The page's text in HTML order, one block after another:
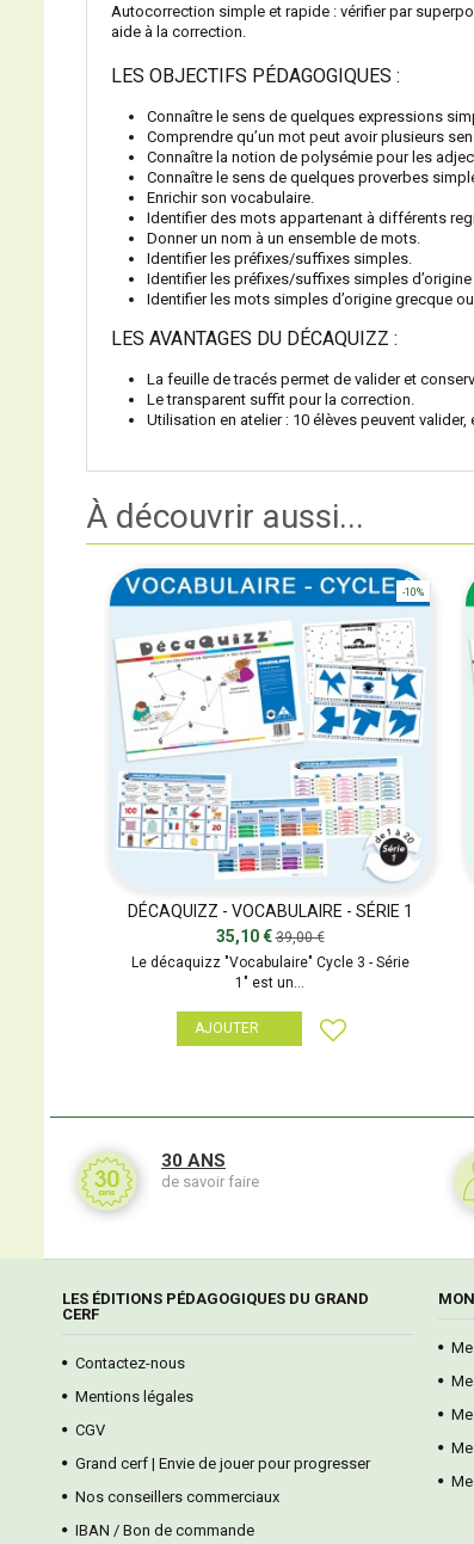
Autocorrection simple et rapide : vérifier par
aide à la correction.
LES OBJECTIFS PÉDAGOGIQUES :
Connaître le sens de quelques expressions
Comprendre qu’un mot peut avoir plusieurs
Connaître la notion de polysémie pour les
Connaître le sens de quelques proverbes
Enrichir son vocabulaire.
Identifier des mots appartenant à différents
Donner un nom à un ensemble de mots.
Identifier les préfixes/suffixes simples.
Identifier les préfixes/suffixes simples d’origine
Identifier les mots simples d’origine grecque ou
LES AVANTAGES DU DÉCAQUIZZ :
La feuille de tracés permet de valider et
Le transparent suffit pour la correction.
Utilisation en atelier : 10 élèves peuvent
À découvrir aussi...
-10%
DÉCAQUIZZ - VOCABULAIRE - SÉRIE 1
35,10 €39,00 €
Le décaquizz "Vocabulaire" Cycle 3 - Série
1" est un...
AJOUTER
30 ANS
de savoir faire
LES ÉDITIONS PÉDAGOGIQUES DU GRAND
CERF
Contactez-nous
Mentions légales
CGV
Grand cerf | Envie de jouer pour progresser
Nos conseillers commerciaux
IBAN / Bon de commande